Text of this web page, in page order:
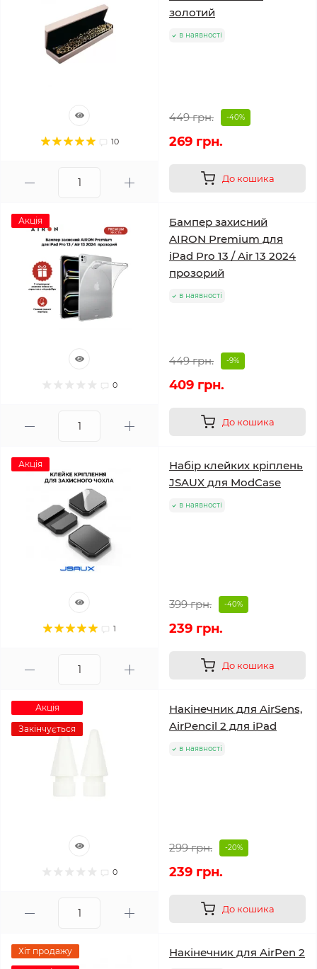
10
золотий
в наявності
449 грн. -40%
269 грн.
До кошика
Акція
0
Бампер захисний
AIRON Premium для
iPad Pro 13 / Air 13 2024
прозорий
в наявності
449 грн. -9%
409 грн.
До кошика
Акція
1
Набір клейких кріплень
JSAUX для ModCase
в наявності
399 грн. -40%
239 грн.
До кошика
Акція
Закінчується
0
Накінечник для AirSens,
AirPencil 2 для iPad
в наявності
299 грн. -20%
239 грн.
До кошика
Хіт продажу
Накінечник для AirPen 2